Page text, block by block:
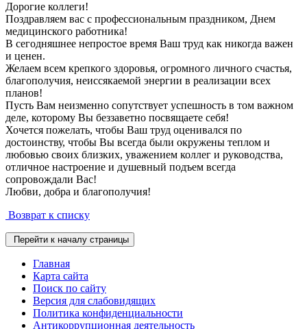
Дорогие коллеги!
Поздравляем вас с профессиональным праздником, Днем
медицинского работника!
В сегодняшнее непростое время Ваш труд как никогда важен
и ценен.
Желаем всем крепкого здоровья, огромного личного счастья,
благополучия, неиссякаемой энергии в реализации всех
планов!
Пусть Вам неизменно сопутствует успешность в том важном
деле, которому Вы беззаветно посвящаете себя!
Хочется пожелать, чтобы Ваш труд оценивался по
достоинству, чтобы Вы всегда были окружены теплом и
любовью своих близких, уважением коллег и руководства,
отличное настроение и душевный подъем всегда
сопровождали Вас!
Любви, добра и благополучия!
Возврат к списку
Перейти к началу страницы
Главная
Карта сайта
Поиск по сайту
Версия для слабовидящих
Политика конфиденциальности
Антикоррупционная деятельность